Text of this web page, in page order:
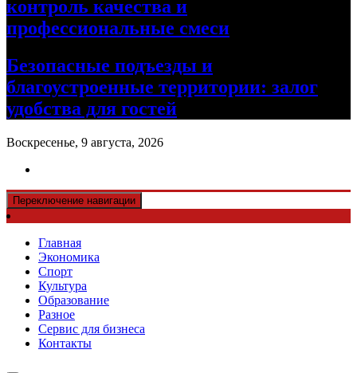
контроль качества и
профессиональные смеси
Безопасные подъезды и
благоустроенные территории: залог
удобства для гостей
Воскресенье, 9 августа, 2026
Переключение навигации
Главная
Экономика
Спорт
Культура
Образование
Разное
Сервис для бизнеса
Контакты